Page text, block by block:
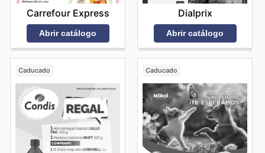
Carrefour Express
Abrir catálogo
Dialprix
Abrir catálogo
Caducado Caducado